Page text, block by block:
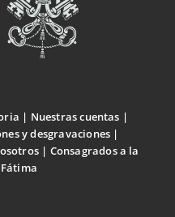
Nuestras cuentas
y desgravaciones
Consagrados a la